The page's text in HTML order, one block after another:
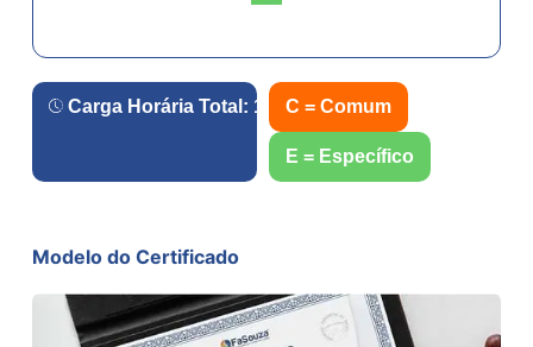
Carga Horária Total: 180 h.
C = Comum
E = Específico
Modelo do Certificado